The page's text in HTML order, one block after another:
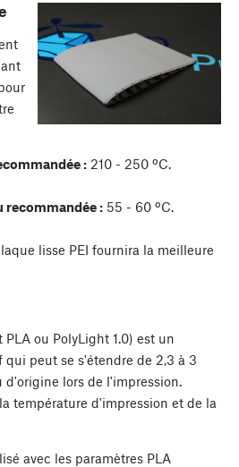
: 210 - 250 ºC.
recommandée : 55 - 60 ºC.
lisse PEI fournira la meilleure
ou PolyLight 1.0) est un
peut se s'étendre de 2,3 à 3
lors de l'impression.
température d'impression et de la
avec les paramètres PLA